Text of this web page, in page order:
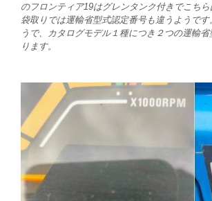
のフロンティア19はグレンタンク付きでこち
袋取りでは運輸省型式認定番号も違うようで
うで、カタログモデル１種につき２つの運輸
ります。